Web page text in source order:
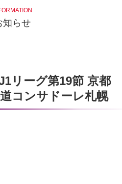
知らせ
リーグ第19節 京都
コンサドーレ札幌